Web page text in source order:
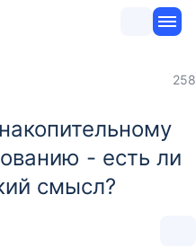
258
- есть ли
смысл?